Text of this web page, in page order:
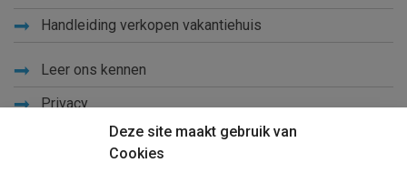
Deze site maakt gebruik van
Cookies
Handleiding verkopen vakantiehuis
Leer ons kennen
Privacy